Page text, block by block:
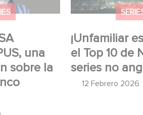
una
sobre la
¡Unfamiliar
el Top 10 de
series no
12 Febrero 2026